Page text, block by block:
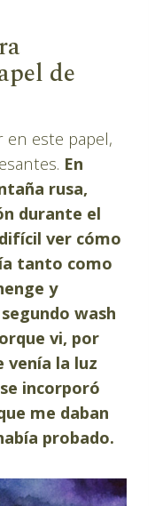
de
este papel,
En
rusa,
durante el
ver cómo
tanto como
y
wash
vi, por
venía la luz
incorporó
me daban
probado.